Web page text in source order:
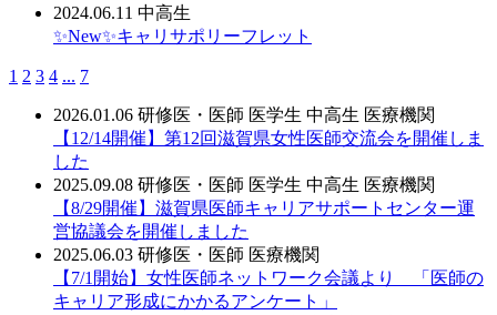
2024.06.11 中高生
✨New✨キャリサポリーフレット
1 2 3 4 ... 7
2026.01.06 研修医・医師 医学生 中高生 医療機関
【12/14開催】第12回滋賀県女性医師交流会を開催しま
した
2025.09.08 研修医・医師 医学生 中高生 医療機関
【8/29開催】滋賀県医師キャリアサポートセンター運
営協議会を開催しました
2025.06.03 研修医・医師 医療機関
【7/1開始】女性医師ネットワーク会議より 「医師の
キャリア形成にかかるアンケート」